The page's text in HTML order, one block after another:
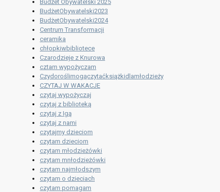
Budżet Obywatelski 2025
BudżetObywatelski2023
BudżetObywatelski2024
Centrum Transformacji
ceramika
chłopkiwbibliotece
Czarodzieje z Knurowa
cztam wypożyczam
Czydoroślimogączytaćksiążkidlamłodzieży
CZYTAJ W WAKACJE
czytaj wypożyczaj
czytaj z biblioteką
czytaj z Igą
czytaj z nami
czytajmy dzieciom
czytam dzieciom
czytam młodzieżówki
czytam mnłodzieżówki
czytam najmłodszym
czytam o dzieciach
czytam pomagam